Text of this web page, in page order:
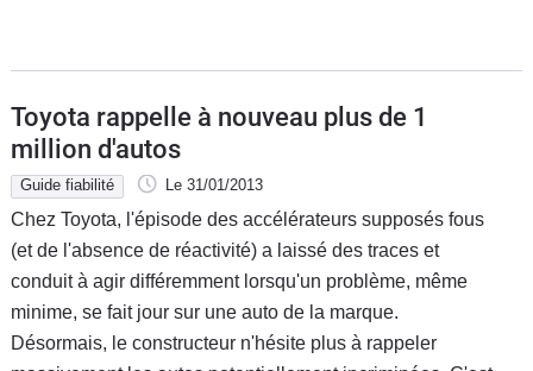
Toyota rappelle à nouveau plus de 1
million d'autos
Guide fiabilité Le 31/01/2013
Chez Toyota, l'épisode des accélérateurs supposés fous
(et de l'absence de réactivité) a laissé des traces et
conduit à agir différemment lorsqu'un problème, même
minime, se fait jour sur une auto de la marque.
Désormais, le constructeur n'hésite plus à rappeler